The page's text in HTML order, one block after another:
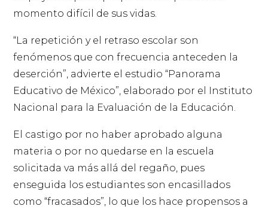
momento difícil de sus vidas.
“La repetición y el retraso escolar son
fenómenos que con frecuencia anteceden la
deserción”, advierte el estudio “Panorama
Educativo de México”, elaborado por el Instituto
Nacional para la Evaluación de la Educación.
El castigo por no haber aprobado alguna
materia o por no quedarse en la escuela
solicitada va más allá del regaño, pues
enseguida los estudiantes son encasillados
como “fracasados”, lo que los hace propensos a